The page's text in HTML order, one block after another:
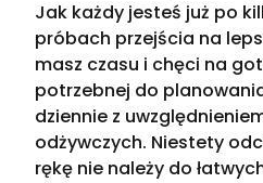
Jak każdy jesteś już po
próbach przejścia na
masz czasu i chęci na
potrzebnej do
dziennie z
odżywczych. Niestety
rękę nie należy do